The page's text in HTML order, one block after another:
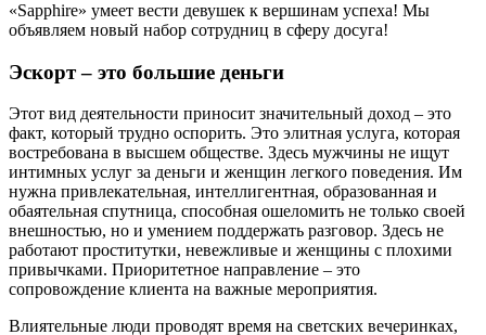
«Sapphire» умеет вести девушек к вершинам успеха! Мы
объявляем новый набор сотрудниц в сферу досуга!
Эскорт – это большие деньги
Этот вид деятельности приносит значительный доход – это
факт, который трудно оспорить. Это элитная услуга, которая
востребована в высшем обществе. Здесь мужчины не ищут
интимных услуг за деньги и женщин легкого поведения. Им
нужна привлекательная, интеллигентная, образованная и
обаятельная спутница, способная ошеломить не только своей
внешностью, но и умением поддержать разговор. Здесь не
работают проститутки, невежливые и женщины с плохими
привычками. Приоритетное направление – это
сопровождение клиента на важные мероприятия.
Влиятельные люди проводят время на светских вечеринках,